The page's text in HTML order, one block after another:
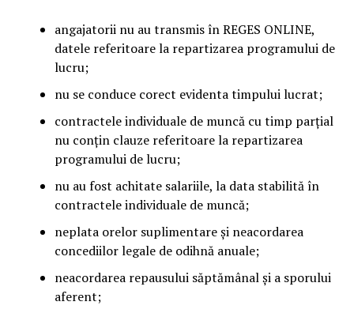
angajatorii nu au transmis în REGES ONLINE,
datele referitoare la repartizarea programului de
lucru;
nu se conduce corect evidenta timpului lucrat;
contractele individuale de muncă cu timp parțial
nu conțin clauze referitoare la repartizarea
programului de lucru;
nu au fost achitate salariile, la data stabilită în
contractele individuale de muncă;
neplata orelor suplimentare și neacordarea
concediilor legale de odihnă anuale;
neacordarea repausului săptămânal și a sporului
aferent;